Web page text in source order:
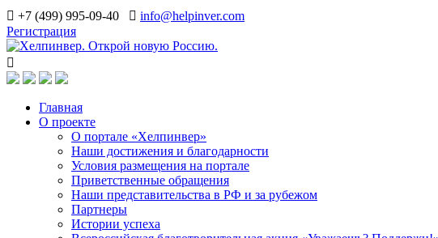
+7 (499) 995-09-40
info@helpinver.com
Регистрация
Главная
О проекте
О портале «Хелпинвер»
Наши достижения и благодарности
Условия размещения на портале
Приветственные обращения
Наши представительства в РФ и за рубежом
Партнеры
Истории успеха